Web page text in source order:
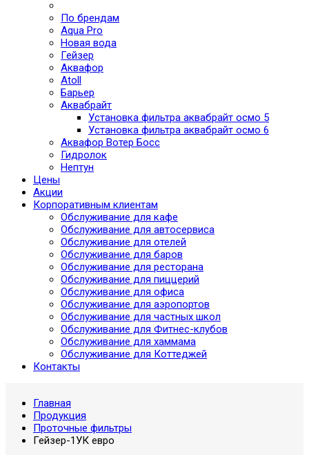
По брендам
Aqua Pro
Новая вода
Гейзер
Аквафор
Atoll
Барьер
Аквабрайт
Установка фильтра аквабрайт осмо 5
Установка фильтра аквабрайт осмо 6
Аквафор Вотер Босс
Гидролок
Нептун
Цены
Акции
Корпоративным клиентам
Обслуживание для кафе
Обслуживание для автосервиса
Обслуживание для отелей
Обслуживание для баров
Обслуживание для ресторана
Обслуживание для пиццерий
Обслуживание для офиса
Обслуживание для аэропортов
Обслуживание для частных школ
Обслуживание для Фитнес-клубов
Обслуживание для хаммама
Обслуживание для Коттеджей
Контакты
Главная
Продукция
Проточные фильтры
Гейзер-1УК евро